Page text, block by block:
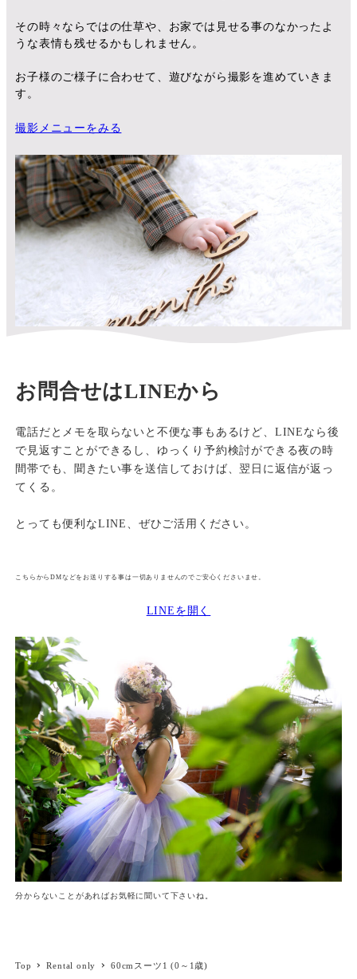
その時々ならではの仕草や、お家では見せる事のなかったよ
うな表情も残せるかもしれません。
お子様のご様子に合わせて、遊びながら撮影を進めていきま
す。
撮影メニューをみる
お問合せはLINEから
電話だとメモを取らないと不便な事もあるけど、LINEなら後
で見返すことができるし、ゆっくり予約検討ができる夜の時
間帯でも、聞きたい事を送信しておけば、翌日に返信が返っ
てくる。
とっても便利なLINE、ぜひご活用ください。
こちらからDMなどをお送りする事は一切ありませんのでご安心くださいませ。
LINEを開く
分からないことがあればお気軽に聞いて下さいね。
Top Rental only 60cmスーツ1 (0～1歳)